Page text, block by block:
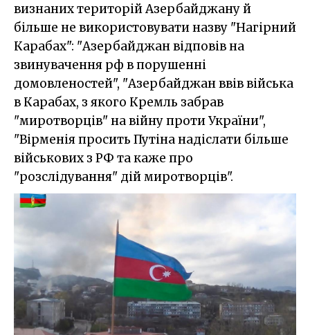
визнаних територій Азербайджану й
більше не використовувати назву "Нагірний
Карабах": "Азербайджан відповів на
звинувачення рф в порушенні
домовленостей", "Азербайджан ввів війська
в Карабах, з якого Кремль забрав
"миротворців" на війну проти України",
"Вірменія просить Путіна надіслати більше
військових з РФ та каже про
"розслідування" дій миротворців".